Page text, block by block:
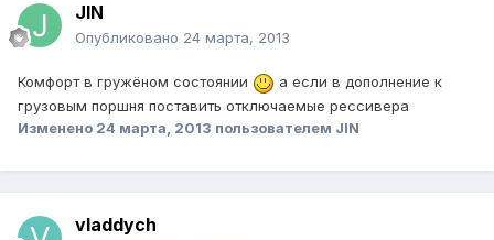
JIN
Опубликовано 24 марта, 2013
Комфорт в гружёном состоянии
а если в дополнение к
грузовым поршня поставить отключаемые рессивера
Изменено 24 марта, 2013 пользователем JIN
vladdych